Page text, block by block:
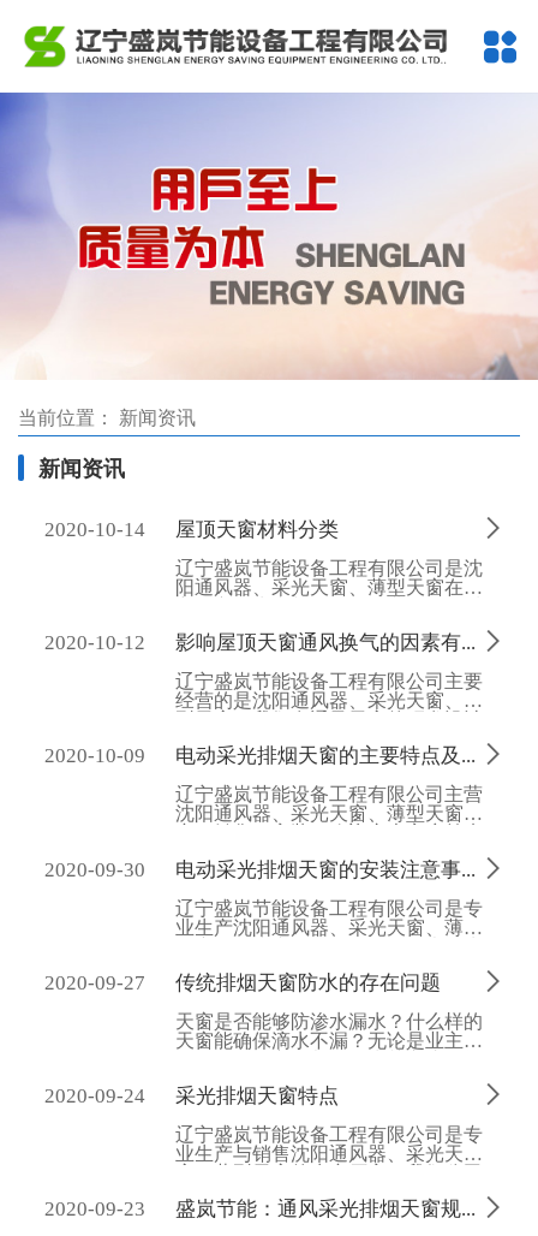
当前位置： 新闻资讯
新闻资讯
2020-10-14 屋顶天窗材料分类 
辽宁盛岚节能设备工程有限公司是沈
阳通风器、采光天窗、薄型天窗在辽
2020-10-12 
辽宁盛岚节能设备工程有限公司主要
经营的是沈阳通风器、采光天窗、薄
房的实际天气以及地理区位因素，为
品。
2020-10-09 
辽宁盛岚节能设备工程有限公司主营
沈阳通风器、采光天窗、薄型天窗生
2020-09-30 
辽宁盛岚节能设备工程有限公司是专
业生产沈阳通风器、采光天窗、薄型
我们最大的愿望。
2020-09-27 传统排烟天窗防水的存在问题 
天窗是否能够防渗水漏水？什么样的
天窗能确保滴水不漏？无论是业主方
2020-09-24 采光排烟天窗特点 
辽宁盛岚节能设备工程有限公司是专
业生产与销售沈阳通风器、采光天
方天地。欢迎各界朋友前来洽谈合作
2020-09-23 盛岚节能：通风采光排烟天窗规则 